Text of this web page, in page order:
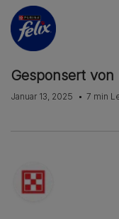
Gesponsert von
Januar 13, 2025 7 min